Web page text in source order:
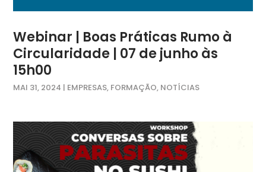
Webinar | Boas Práticas Rumo à
Circularidade | 07 de junho às
15h00
MAI 31, 2024 | EMPRESAS, FORMAÇÃO, NOTÍCIAS